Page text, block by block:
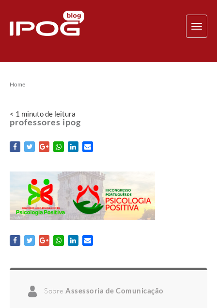
Home
< 1 minutode leitura
professores ipog
Sobre Assessoria de Comunicação